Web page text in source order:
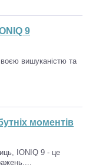
9
вишуканістю та
моментів
IONIQ 9 - це